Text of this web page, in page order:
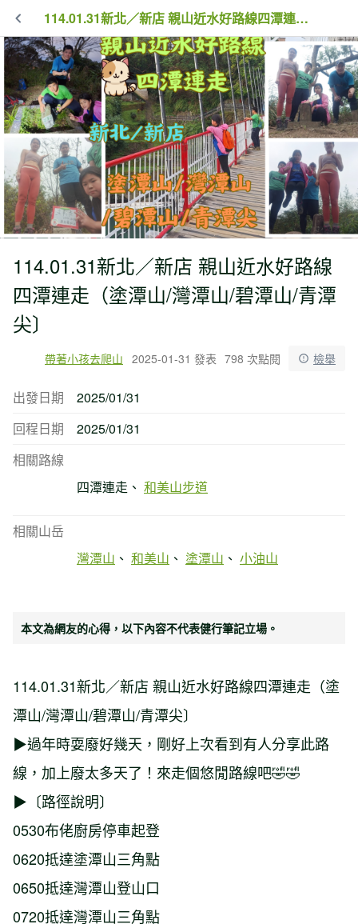
114.01.31新北／新店 親山近水好路線四潭連走（塗潭山/灣潭山/碧潭山/青潭尖〕
114.01.31新北／新店 親山近水好路線
四潭連走（塗潭山/灣潭山/碧潭山/青潭
尖〕
帶著小孩去爬山 2025-01-31 發表 798 次點閱 檢舉
出發日期
2025/01/31
回程日期
2025/01/31
相關路線
四潭連走
和美山步道
相關山岳
灣潭山
和美山 塗潭山 小油山
本文為網友的心得，以下內容不代表健行筆記立場。
114.01.31新北／新店 親山近水好路線四潭連走（塗
潭山/灣潭山/碧潭山/青潭尖〕
▶過年時耍廢好幾天，剛好上次看到有人分享此路
線，加上廢太多天了！來走個悠閒路線吧🤣🤣
▶〔路徑說明〕
0530布佬廚房停車起登
0620抵達塗潭山三角點
0650抵達灣潭山登山口
0720抵達灣潭山三角點